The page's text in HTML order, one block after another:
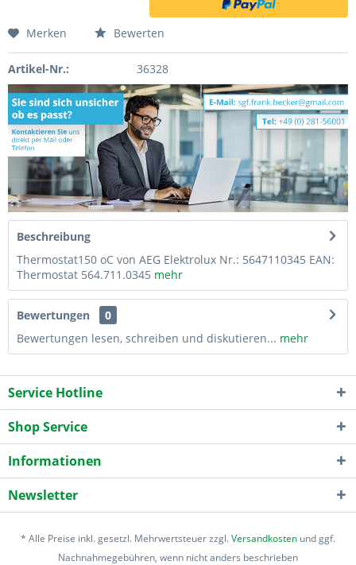
Merken Bewerten
Artikel-Nr.: 36328
Beschreibung
Thermostat150 oC von AEG Elektrolux Nr.: 5647110345 EAN:
Thermostat 564.711.0345 mehr
Bewertungen
0
Bewertungen lesen, schreiben und diskutieren... mehr
Service Hotline
Shop Service
Informationen
Newsletter
* Alle Preise inkl. gesetzl. Mehrwertsteuer zzgl.Versandkosten und ggf.
Nachnahmegebühren, wenn nicht anders beschrieben